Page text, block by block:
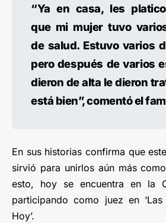
“Ya en casa, les
que mi mujer tuvo
de salud. Estuvo varios
pero después de varios
dieron de alta le dieron
está bien”, comentó el
En sus historias confirma que
sirvió para unirlos aún más
esto, hoy se encuentra en la
participando como juez en
Hoy’.